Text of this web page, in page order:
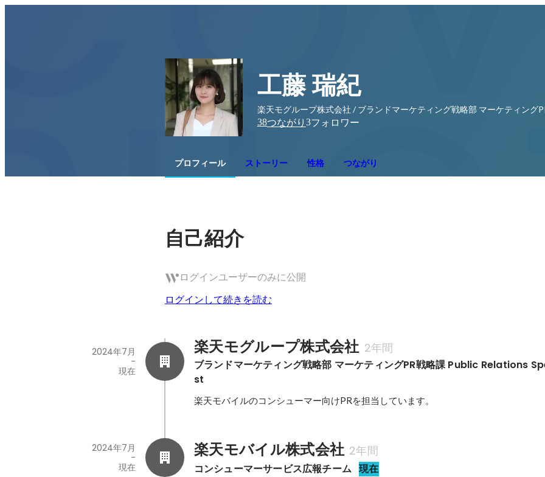
工藤 瑞紀
楽天モグループ株式会社 / ブランドマーケティング戦略部 マーケティング
38つながり 3フォロワー
プロフィール ストーリー 性格 つながり
自己紹介
ログインユーザーのみに公開
ログインして続きを読む
楽天モグループ株式会社 2年間
ブランドマーケティング戦略部 マーケティングPR戦略課 Public Relations
st
2024年7月
-
現在
楽天モバイルのコンシューマー向けPRを担当しています。
楽天モバイル株式会社 2年間
コンシューマーサービス広報チーム 現在
2024年7月
-
現在